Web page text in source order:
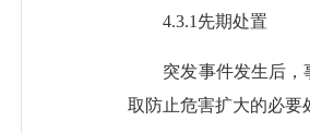
4.3.1先期处置
突发事件发生后，事
取防止危害扩大的必要